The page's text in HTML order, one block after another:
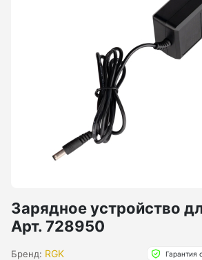
Зарядное устройство
Арт. 728950
Бренд: RGK Гарантия
Цифровой осциллограф
Генераторы
Аксессуары
Бензиновые генераторы серии A
Бензиновые генераторы серии